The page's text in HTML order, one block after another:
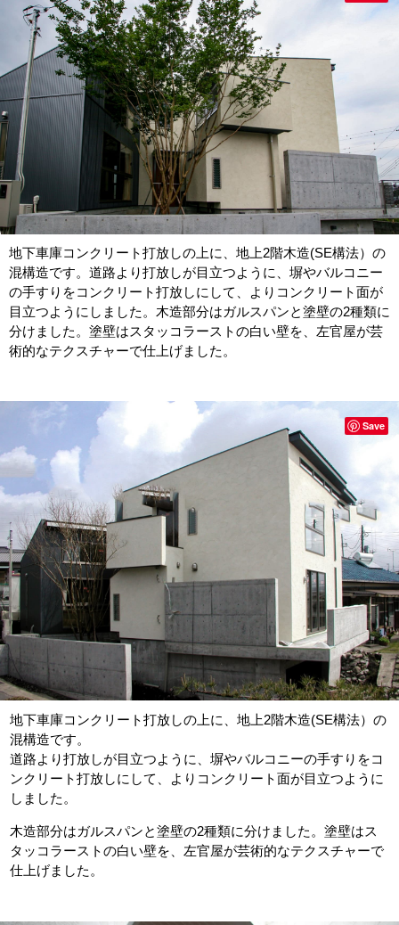
地下車庫コンクリート打放しの上に、地上2階木造(SE構法）の
混構造です。道路より打放しが目立つように、塀やバルコニー
の手すりをコンクリート打放しにして、よりコンクリート面が
目立つようにしました。木造部分はガルスパンと塗壁の2種類に
分けました。塗壁はスタッコラーストの白い壁を、左官屋が芸
術的なテクスチャーで仕上げました。
地下車庫コンクリート打放しの上に、地上2階木造(SE構法）の
混構造です。
道路より打放しが目立つように、塀やバルコニーの手すりをコ
ンクリート打放しにして、よりコンクリート面が目立つように
しました。
木造部分はガルスパンと塗壁の2種類に分けました。塗壁はス
タッコラーストの白い壁を、左官屋が芸術的なテクスチャーで
仕上げました。
Save